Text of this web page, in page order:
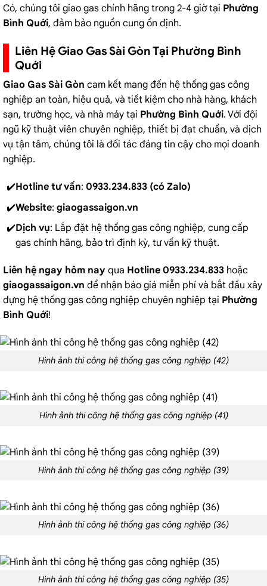
Có, chúng tôi giao gas chính hãng trong 2-4 giờ tại Phường
Bình Quới, đảm bảo nguồn cung ổn định.
Liên Hệ Giao Gas Sài Gòn Tại Phường Bình
Quới
Giao Gas Sài Gòn cam kết mang đến hệ thống gas công
nghiệp an toàn, hiệu quả, và tiết kiệm cho nhà hàng, khách
sạn, trường học, và nhà máy tại Phường Bình Quới. Với đội
ngũ kỹ thuật viên chuyên nghiệp, thiết bị đạt chuẩn, và dịch
vụ tận tâm, chúng tôi là đối tác đáng tin cậy cho mọi doanh
nghiệp.
Hotline tư vấn: 0933.234.833 (có Zalo)
Website: giaogassaigon.vn
Dịch vụ: Lắp đặt hệ thống gas công nghiệp, cung cấp
gas chính hãng, bảo trì định kỳ, tư vấn kỹ thuật.
Liên hệ ngay hôm nay qua Hotline 0933.234.833 hoặc
giaogassaigon.vn để nhận báo giá miễn phí và bắt đầu xây
dựng hệ thống gas công nghiệp chuyên nghiệp tại Phường
Bình Quới!
Hình ảnh thi công hệ thống gas công nghiệp (42)
Hình ảnh thi công hệ thống gas công nghiệp (41)
Hình ảnh thi công hệ thống gas công nghiệp (39)
Hình ảnh thi công hệ thống gas công nghiệp (36)
Hình ảnh thi công hệ thống gas công nghiệp (35)